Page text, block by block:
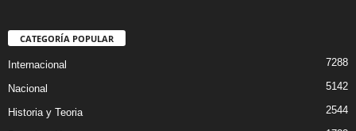
CATEGORÍA POPULAR
Internacional 7288
Nacional 5142
Historia y Teoria 2544